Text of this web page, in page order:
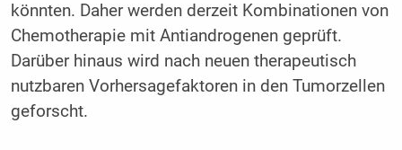
könnten. Daher werden derzeit Kombinationen von
Chemotherapie mit Antiandrogenen geprüft.
Darüber hinaus wird nach neuen therapeutisch
nutzbaren Vorhersagefaktoren in den Tumorzellen
geforscht.